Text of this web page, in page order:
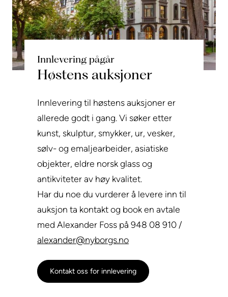
Innlevering pågår
Høstens auksjoner
Innlevering til høstens auksjoner er
allerede godt i gang. Vi søker etter
kunst, skulptur, smykker, ur, vesker,
sølv- og emaljearbeider, asiatiske
objekter, eldre norsk glass og
antikviteter av høy kvalitet.
Har du noe du vurderer å levere inn til
auksjon ta kontakt og book en avtale
med Alexander Foss på 948 08 910 /
alexander@nyborgs.no
Kontakt oss for innlevering